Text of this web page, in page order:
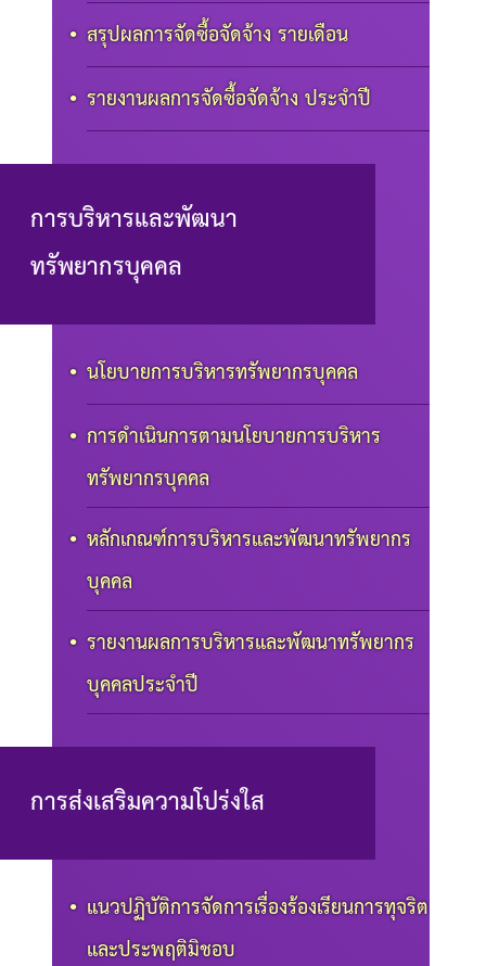
สรุปผลการจัดซื้อจัดจ้าง รายเดือน
รายงานผลการจัดซื้อจัดจ้าง ประจำปี
การบริหารและพัฒนา
ทรัพยากรบุคคล
นโยบายการบริหารทรัพยากรบุคคล
การดำเนินการตามนโยบายการบริหาร
ทรัพยากรบุคคล
หลักเกณฑ์การบริหารและพัฒนาทรัพยากร
บุคคล
รายงานผลการบริหารและพัฒนาทรัพยากร
บุคคลประจำปี
การส่งเสริมความโปร่งใส
แนวปฏิบัติการจัดการเรื่องร้องเรียนการทุจริต
และประพฤติมิชอบ